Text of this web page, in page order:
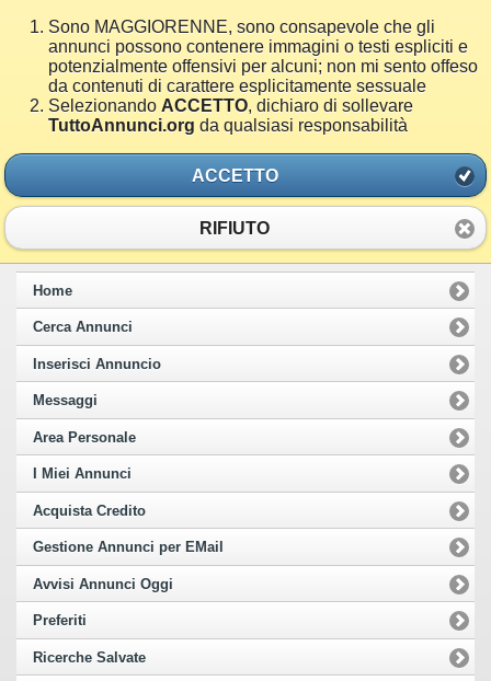
Sono MAGGIORENNE, sono consapevole che gli
annunci possono contenere immagini o testi espliciti e
potenzialmente offensivi per alcuni; non mi sento offeso
da contenuti di carattere esplicitamente sessuale
Selezionando ACCETTO, dichiaro di sollevare
TuttoAnnunci.org da qualsiasi responsabilità
ACCETTO
RIFIUTO
Home
Cerca Annunci
Inserisci Annuncio
Messaggi
Area Personale
I Miei Annunci
Acquista Credito
Gestione Annunci per EMail
Avvisi Annunci Oggi
Preferiti
Ricerche Salvate